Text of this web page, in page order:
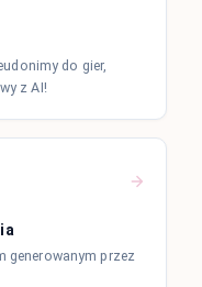
do gier,
z AI!
generowanym przez